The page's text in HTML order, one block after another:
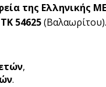
της Ελληνικής
54625(Βαλαωρίτου).
,
.